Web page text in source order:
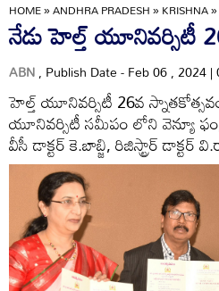
HOME»ANDHRA PRADESH»KRISHNA»
నేడు హెల్త్‌ యూనివర్సిటీ
ABN, Publish Date - Feb 06 , 2024
హెల్త్‌ యూనివర్సిటీ 26వ
యూనివర్సిటీ సమీపం లోని వెన్యూ
వీసీ డాక్టర్‌ కె.బాబ్జి, రిజిస్ట్రార్‌ డాక్టర్‌